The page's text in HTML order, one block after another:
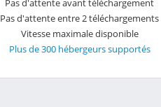
Pas d'attente avant téléchargement
Pas d'attente entre 2 téléchargements
Vitesse maximale disponible
Plus de 300 hébergeurs supportés